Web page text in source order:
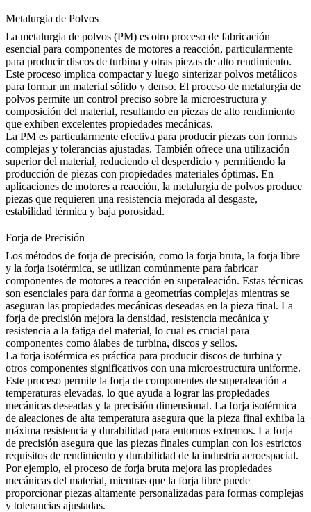
Metalurgia de Polvos
La metalurgia de polvos (PM) es otro proceso de fabricación
esencial para componentes de motores a reacción, particularmente
para producir discos de turbina y otras piezas de alto rendimiento.
Este proceso implica compactar y luego sinterizar polvos metálicos
para formar un material sólido y denso. El proceso de metalurgia de
polvos permite un control preciso sobre la microestructura y
composición del material, resultando en piezas de alto rendimiento
que exhiben excelentes propiedades mecánicas.
La PM es particularmente efectiva para producir piezas con formas
complejas y tolerancias ajustadas. También ofrece una utilización
superior del material, reduciendo el desperdicio y permitiendo la
producción de piezas con propiedades materiales óptimas. En
aplicaciones de motores a reacción, la metalurgia de polvos produce
piezas que requieren una resistencia mejorada al desgaste,
estabilidad térmica y baja porosidad.
Forja de Precisión
Los métodos de forja de precisión, como la forja bruta, la forja libre
y la forja isotérmica, se utilizan comúnmente para fabricar
componentes de motores a reacción en superaleación. Estas técnicas
son esenciales para dar forma a geometrías complejas mientras se
aseguran las propiedades mecánicas deseadas en la pieza final. La
forja de precisión mejora la densidad, resistencia mecánica y
resistencia a la fatiga del material, lo cual es crucial para
componentes como álabes de turbina, discos y sellos.
La forja isotérmica es práctica para producir discos de turbina y
otros componentes significativos con una microestructura uniforme.
Este proceso permite la forja de componentes de superaleación a
temperaturas elevadas, lo que ayuda a lograr las propiedades
mecánicas deseadas y la precisión dimensional. La forja isotérmica
de aleaciones de alta temperatura asegura que la pieza final exhiba la
máxima resistencia y durabilidad para entornos extremos. La forja
de precisión asegura que las piezas finales cumplan con los estrictos
requisitos de rendimiento y durabilidad de la industria aeroespacial.
Por ejemplo, el proceso de forja bruta mejora las propiedades
mecánicas del material, mientras que la forja libre puede
proporcionar piezas altamente personalizadas para formas complejas
y tolerancias ajustadas.